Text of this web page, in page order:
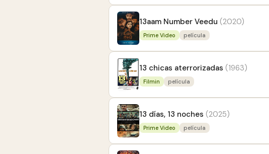
13aam Number Veedu (2020)
Prime Video película
13 chicas aterrorizadas (1963)
Filmin película
13 días, 13 noches (2025)
Prime Video película